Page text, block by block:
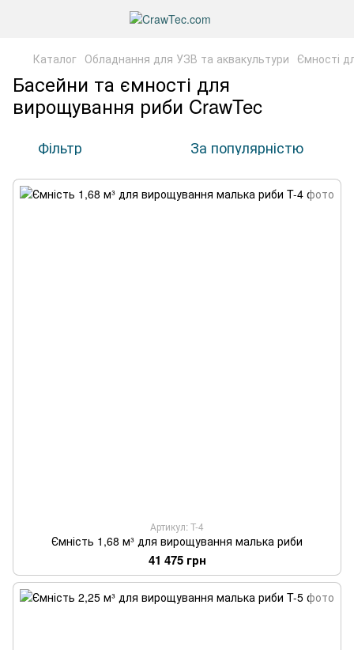
Каталог Обладнання для УЗВ та аквакультури Ємності
Басейни та ємності для
вирощування риби CrawTec
Фільтр За популярністю
Артикул: T-4
Ємність 1,68 м³ для вирощування малька риби
41 475 грн